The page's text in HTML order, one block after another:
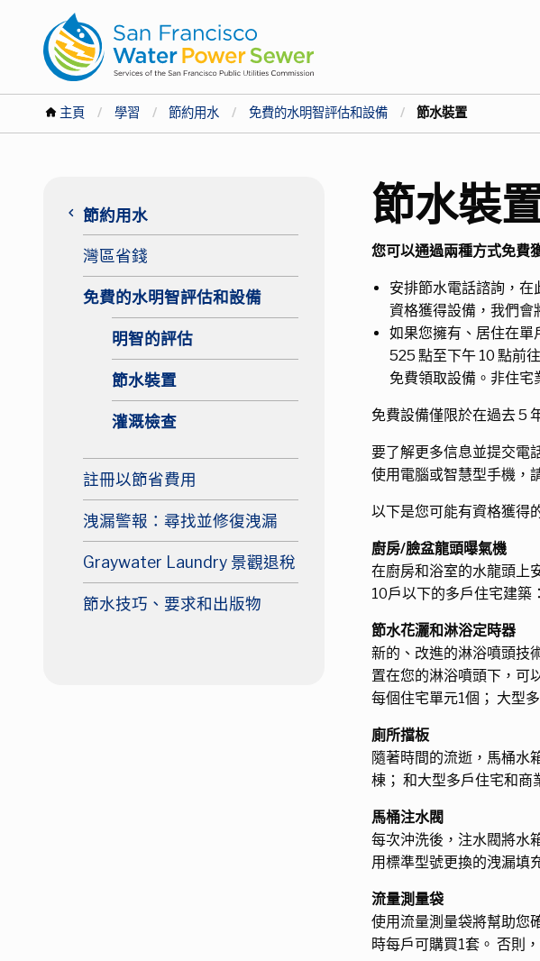
菜
導
航
你
這
主頁 學習 節約用水 免費的水明智評估和設備 當前：
節水裝置
節水裝
您可以通過兩種方式免費
安排節水電話諮詢，
資格獲得設備，我們會
如果您擁有、居住在單
525 點至下午 10 點前
免費領取設備。非住
免費設備僅限於在過去 5
要了解更多信息並提交電
使用電腦或智慧型手機，
以下是您可能有資格獲得
廚房/臉盆龍頭曝氣機
在廚房和浴室的水龍頭上
10戶以下的多戶住宅建築
節水花灑和淋浴定時器
新的、改進的淋浴噴頭技
置在您的淋浴噴頭下，可
每個住宅單元1個； 大型
廁所擋板
隨著時間的流逝，馬桶水
棟； 和大型多戶住宅和商
馬桶注水閥
每次沖洗後，注水閥將水
用標準型號更換的洩漏填
流量測量袋
使用流量測量袋將幫助您
時每戶可購買1套。 否則
主
keyboard_arrow_left 節約用水
灣區省錢
免費的水明智評估和設備
明智的評估
節水裝置
灌溉檢查
註冊以節省費用
洩漏警報：尋找並修復洩漏
Graywater Laundry 景觀退稅
節水技巧、要求和出版物